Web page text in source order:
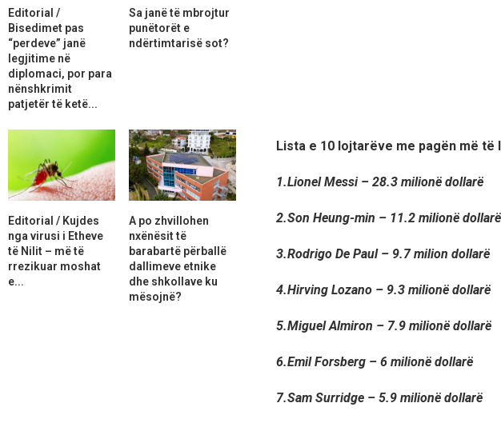
Lista e 10 lojtarëve me pagën më të
1.Lionel Messi – 28.3 milionë dollarë
2.Son Heung-min – 11.2 milionë dollarë
3.Rodrigo De Paul – 9.7 milion dollarë
4.Hirving Lozano – 9.3 milionë dollarë
5.Miguel Almiron – 7.9 milionë dollarë
6.Emil Forsberg – 6 milionë dollarë
7.Sam Surridge – 5.9 milionë dollarë
Editorial /
Bisedimet pas
“perdeve” janë
legjitime në
diplomaci, por para
nënshkrimit
patjetër të ketë...
Sa janë të mbrojtur
punëtorët e
ndërtimtarisë sot?
Editorial / Kujdes
nga virusi i Etheve
të Nilit – më të
rrezikuar moshat
e...
A po zhvillohen
nxënësit të
barabartë përballë
dallimeve etnike
dhe shkollave ku
mësojnë?